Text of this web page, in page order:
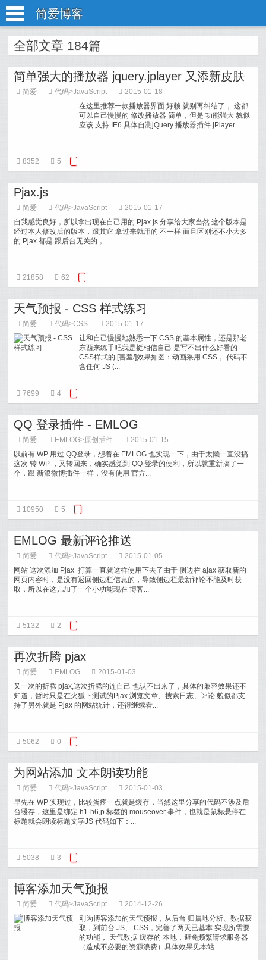
简爱博客
全部文章 184篇
简单强大的播放器 jquery.jplayer 又添新皮肤
简爱 代码>JavaScript
2015-01-18
在这里推荐一款播放器界面 好赖 就别再纠结了， 这都
可以自己慢慢的 修改播放器 简单，但是 功能强大 貌似
应该 支持 IE6 具体自测jQuery 播放器插件 jPlayer...
8352 5
Pjax.js
简爱 代码>JavaScript
2015-01-17
自我感觉良好，所以拿出现在自己用的 Pjax.js 分享给大家当然 这个版本是
经过本人修改后的版本，跟其它 拿过来就用的 不一样 而且区别还不小大多
的 Pjax 都是 跟后台无关的，...
21858 62
天气预报 - CSS 样式练习
简爱 代码>CSS
2015-01-17
让和自己慢慢地熟悉一下 CSS 的基本属性，还是那老
东西来练手吧我是挺相信自己 是写不出什么好看的
CSS样式的 [害羞/]效果如图：动画采用 CSS， 代码不
含任何 JS (...
7699 4
QQ 登录插件 - EMLOG
简爱 EMLOG>原创插件
2015-01-15
以前有 WP 用过 QQ登录，想着在 EMLOG 也实现一下，由于太懒一直没搞
这次 转 WP ，又转回来，确实感觉到 QQ 登录的便利，所以就重新搞了一
个，跟 新浪微博插件一样，没有使用 官方...
10950 5
EMLOG 最新评论推送
简爱 代码>JavaScript
2015-01-05
网站 这次添加 Pjax 打算一直就这样使用下去了由于 侧边栏 ajax 获取新的
网页内容时，是没有返回侧边栏信息的，导致侧边栏最新评论不能及时获
取，所以在这儿加了一个小功能现在 博客...
5132 2
再次折腾 pjax
简爱 EMLOG
2015-01-03
又一次的折腾 pjax,这次折腾的连自己 也认不出来了，具体的兼容效果还不
知道，暂时只是在火狐下测试的Pjax 浏览文章、搜索日志、评论 貌似都支
持了另外就是 Pjax 的网站统计，还得继续看...
5062 0
为网站添加 文本朗读功能
简爱 代码>JavaScript
2015-01-03
早先在 WP 实现过，比较蛋疼一点就是缓存，当然这里分享的代码不涉及后
台缓存，这里是绑定 h1-h6,p 标签的 mouseover 事件，也就是鼠标悬停在
标题就会朗读标题文字JS 代码如下：...
5038 3
博客添加天气预报
简爱 代码>JavaScript
2014-12-26
刚为博客添加的天气预报，从后台 归属地分析、数据获
取，到前台 JS、 CSS，完善了两天已基本 实现所需要
的功能， 天气数据 缓存的 本地，避免频繁请求服务器
（造成不必要的资源浪费）具体效果见本站...